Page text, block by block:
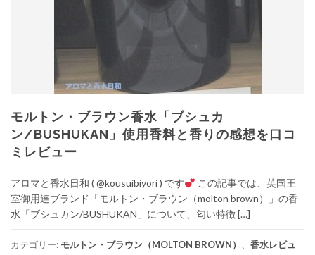
モルトン・ブラウン香水「ブシュカ
ン/BUSHUKAN」使用香料と香りの感想を口コ
ミレビュー
アロマと香水日和 ( @kousuibiyori ) です
この記事では、英国王
室御用達ブランド「モルトン・ブラウン（molton brown）」の香
水「ブシュカン/BUSHUKAN」について、匂い特徴 […]
カテゴリー: モルトン・ブラウン（MOLTON BROWN） 、 香水レビュ